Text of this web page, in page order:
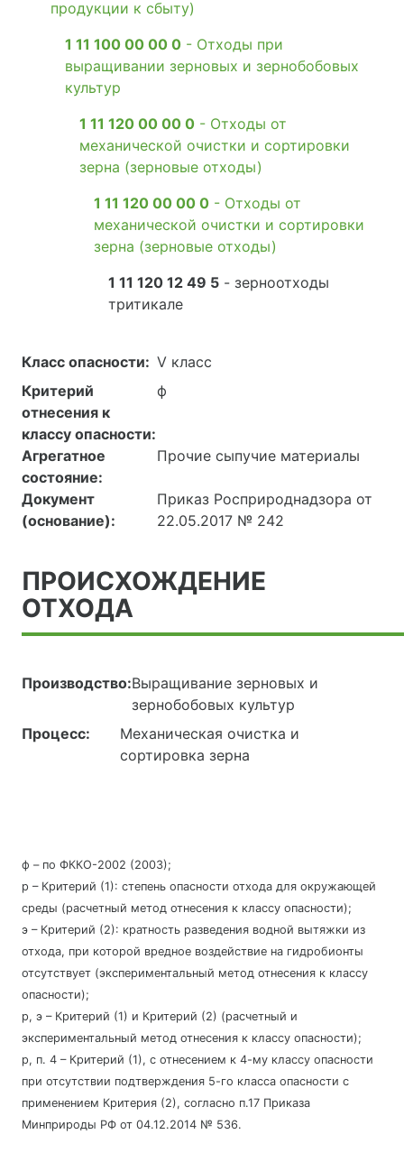
продукции к сбыту)
1 11 100 00 00 0 - Отходы при
выращивании зерновых и зернобобовых
культур
1 11 120 00 00 0 - Отходы от
механической очистки и сортировки
зерна (зерновые отходы)
1 11 120 00 00 0 - Отходы от
механической очистки и сортировки
зерна (зерновые отходы)
1 11 120 12 49 5 - зерноотходы
тритикале
Класс опасности: V класс
Критерий
отнесения к
классу опасности:
ф
Агрегатное
состояние:
Прочие сыпучие материалы
Документ
(основание):
Приказ Росприроднадзора от
22.05.2017 № 242
ПРОИСХОЖДЕНИЕ
ОТХОДА
Производство:Выращивание зерновых и
зернобобовых культур
Процесс:
Механическая очистка и
сортировка зерна
ф – по ФККО-2002 (2003);
р – Критерий (1): степень опасности отхода для окружающей
среды (расчетный метод отнесения к классу опасности);
э – Критерий (2): кратность разведения водной вытяжки из
отхода, при которой вредное воздействие на гидробионты
отсутствует (экспериментальный метод отнесения к классу
опасности);
р, э – Критерий (1) и Критерий (2) (расчетный и
экспериментальный метод отнесения к классу опасности);
р, п. 4 – Критерий (1), с отнесением к 4-му классу опасности
при отсутствии подтверждения 5-го класса опасности с
применением Критерия (2), согласно п.17 Приказа
Минприроды РФ от 04.12.2014 № 536.